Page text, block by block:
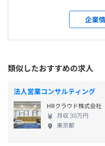
役割は分担しても、お客
を作る姿勢は全員に必要と
プロジェクト人数：ITコン
いずれもスプリントを区切
重視して機動的に活動しま
従業員に対する受動喫煙対
対策内容：屋内原則禁煙
■JR「新宿駅」ミライナタ
南改札直結
■東京メトロ「新宿三丁目
■京王新線・都営新宿線・
2、徒歩3分
・完全週休2日制（土・日）
・祝祭日
・夏季休暇（3日）
・年末年始休暇（12/29～1/
・慶弔休暇
・配偶者の出産休暇
・結婚休暇（5日）
・サバティカル休暇（勤続3
■技術テーマごとの分科会
性を高めることができます。
・次世代技術の探究： 高速
な監視ツール（
・標準化と広報： 社内共
デートや、技術ブログ・
実務に直結する多様な挑
に考え、 幾多の壁を乗り越え
を積み重ねることで、
それは「価値は技術そ
み出されるものである」
アに求められる「売る力
る力」、 そして組織に求
力」。 その三つの力が合
して価値が生み出されるのです。 リー
取り、イニシアティブを
解を導く。 創業時から大事にしているこの想いが、
企業
類似したおすすめの求人
法人営業コンサルティング
HRクラウド株式会社
月収 30万円
東京都